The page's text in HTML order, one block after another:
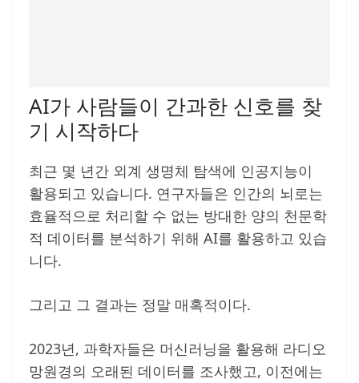
AI가 사람들이 간과한 신호를 찾
기 시작하다
최근 몇 년간 외계 생명체 탐색에 인공지능이
활용되고 있습니다. 연구자들은 인간의 뇌로는
효율적으로 처리할 수 없는 방대한 양의 천문학
적 데이터를 분석하기 위해 AI를 활용하고 있습
니다.
그리고 그 결과는 정말 매혹적이다.
2023년, 과학자들은 머신러닝을 활용해 라디오
망원경의 오래된 데이터를 조사했고, 이전에는